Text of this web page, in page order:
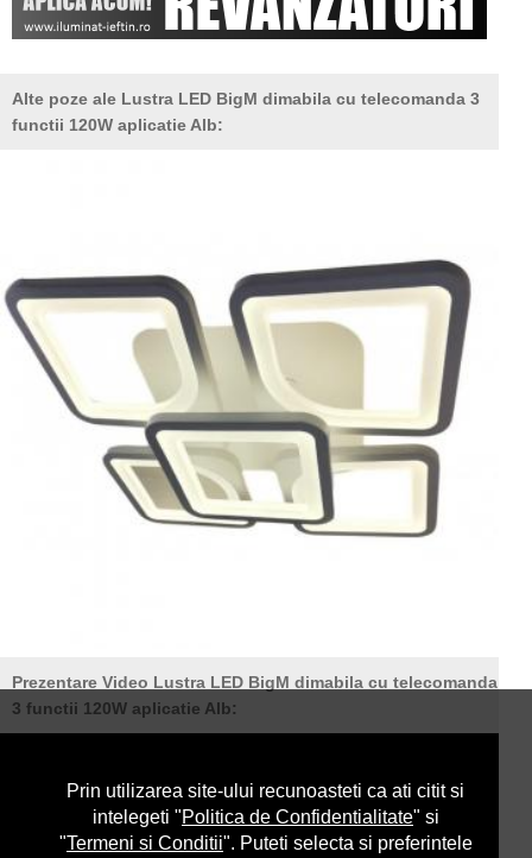
Alte poze ale Lustra LED BigM dimabila cu telecomanda 3
functii 120W aplicatie Alb:
Prezentare Video Lustra LED BigM dimabila cu telecomanda
3 functii 120W aplicatie Alb:
Prin utilizarea site-ului recunoasteti ca ati citit si
intelegeti "Politica de Confidentialitate" si
"Termeni si Conditii". Puteti selecta si preferintele